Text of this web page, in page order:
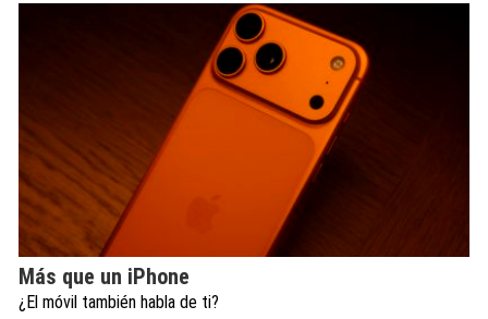
Más que un iPhone
¿El móvil también habla de ti?